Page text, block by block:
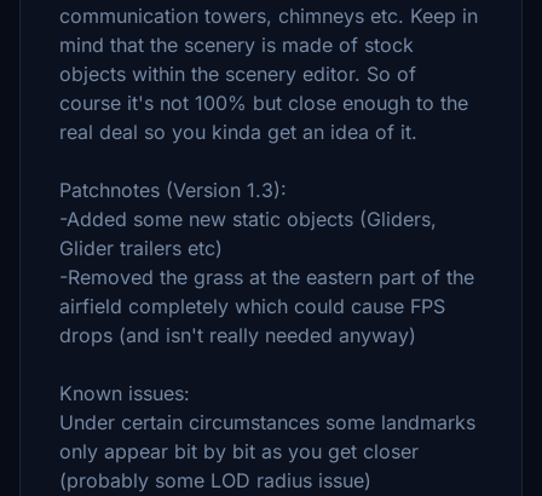
communication towers, chimneys etc. Keep in
mind that the scenery is made of stock
objects within the scenery editor. So of
course it's not 100% but close enough to the
real deal so you kinda get an idea of it.
Patchnotes (Version 1.3):
-Added some new static objects (Gliders,
Glider trailers etc)
-Removed the grass at the eastern part of the
airfield completely which could cause FPS
drops (and isn't really needed anyway)
Known issues:
Under certain circumstances some landmarks
only appear bit by bit as you get closer
(probably some LOD radius issue)